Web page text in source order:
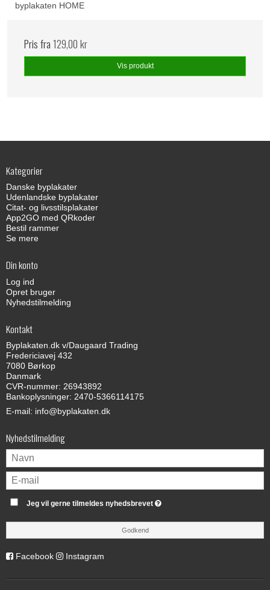
byplakaten HOME
Pris fra129,00 kr
Vis produkt
Kategorier
Danske byplakater
Udenlandske byplakater
Citat- og livsstilsplakater
App2GO med QRkoder
Bestil rammer
Se mere
Din konto
Log ind
Opret bruger
Nyhedstilmelding
Kontakt
Byplakaten.dk v/Daugaard Trading
Fredericiavej 432
7080 Børkop
Danmark
CVR-nummer: 26943892
Bankoplysninger: 2470-5366114175
E-mail: info@byplakaten.dk
Nyhedstilmelding
Jeg vil gerne tilmeldes nyhedsbrevet
Godkend
Facebook Instagram